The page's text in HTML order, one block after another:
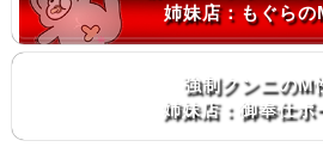
姉妹店：もぐらの
強制クンニのM
姉妹店：御奉仕ボ